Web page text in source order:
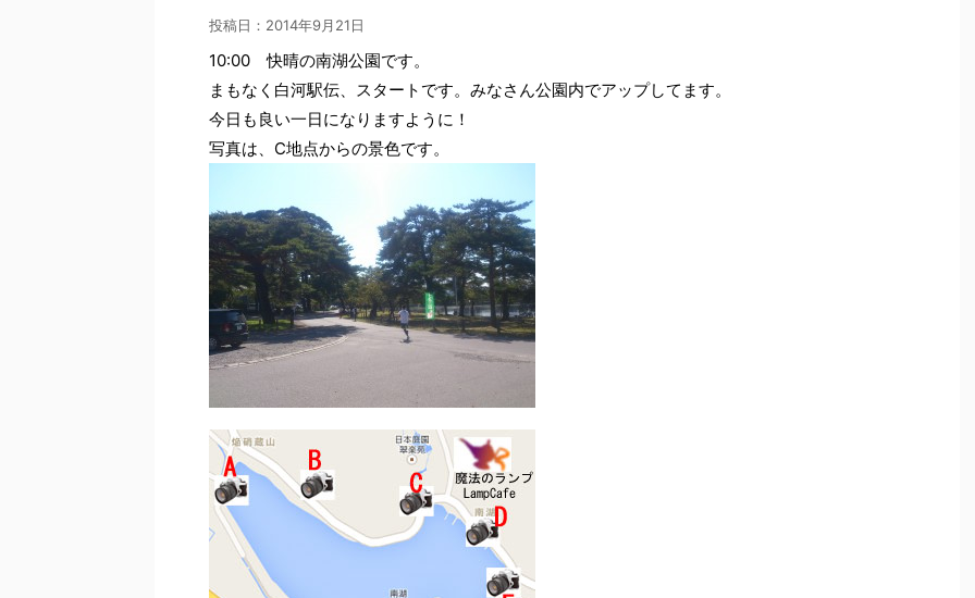
投稿日： 2014年9月21日
10:00 快晴の南湖公園です。
まもなく白河駅伝、スタートです。みなさん公園内でアップしてます。
今日も良い一日になりますように！
写真は、C地点からの景色です。